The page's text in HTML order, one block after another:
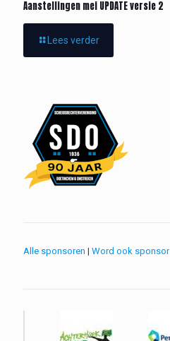
Aanstellingen mei UPDATE versie 2
Lees verder
Alle sponsoren | Word ook sponsor